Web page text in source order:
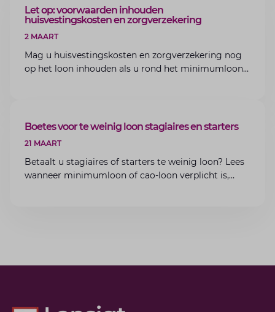
ARTIKEL
Let op: voorwaarden inhouden
huisvestingskosten en zorgverzekering
2 MAART
Mag u huisvestingskosten en zorgverzekering nog
op het loon inhouden als u rond het minimumloon
ARTIKEL
Boetes voor te weinig loon stagiaires en starters
21 MAART
Betaalt u stagiaires of starters te weinig loon? Lees
wanneer minimumloon of cao-loon verplicht is,